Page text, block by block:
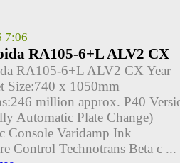
7:06
RA105-6+L ALV2 CX
RA105-6+L ALV2 CX Year
Size:740 x 1050mm
million approx. P40
Automatic Plate Change)
Console Varidamp Ink
Control Technotrans Beta c ...